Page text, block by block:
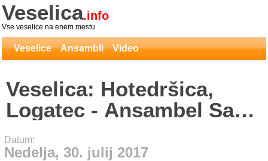
Veselica.info
Vse veselice na enem mestu
Veselice Ansambli Video
Veselica: Hotedršica,
Logatec - Ansambel Saša
Avsenika
Datum:
Nedelja, 30. julij 2017